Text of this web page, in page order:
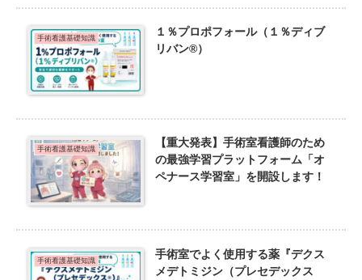
手術看護基礎知識
１％プロポフォール（１％ディブ
リバン®）
手術看護基礎知識
【重大発表】手術室看護師のため
の最強学習プラットフォーム「オ
ペナース学習室」を開設します！
手術看護基礎知識
手術室でよく使用する薬『デクス
メデトミジン（プレセデックス